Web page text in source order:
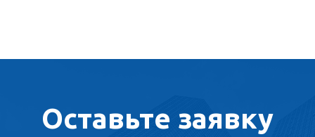
Оставьте заявку